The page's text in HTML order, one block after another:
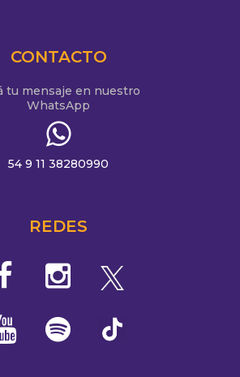
CONTACTO
tu mensaje en nuestro
WhatsApp
54 9 11 38280990
REDES